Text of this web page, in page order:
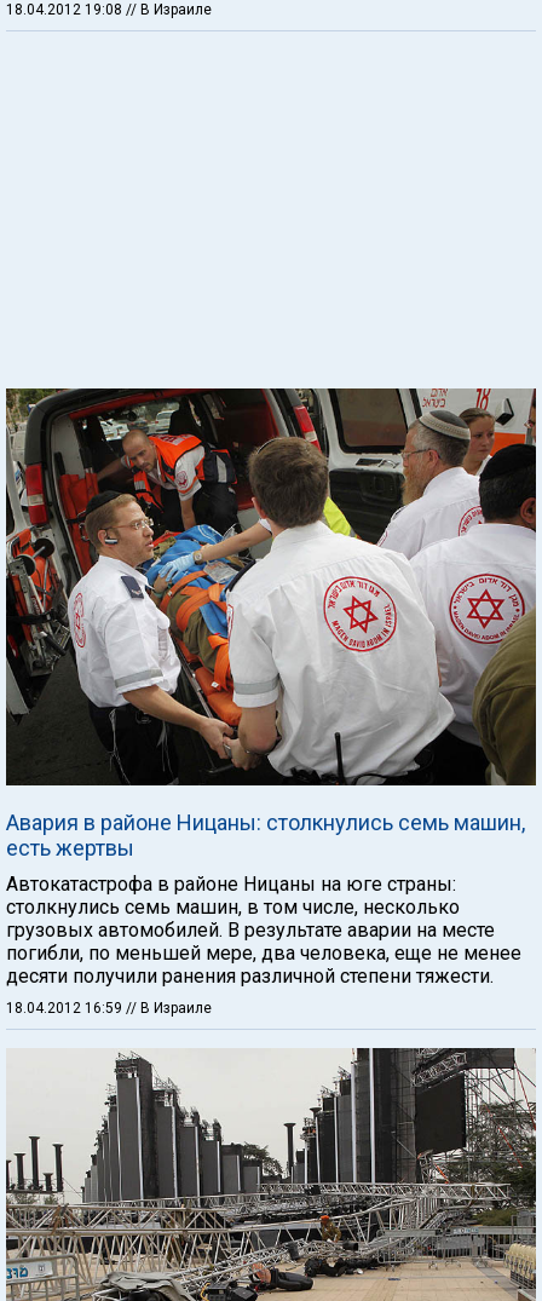
18.04.2012 19:08 // В Израиле
Авария в районе Ницаны: столкнулись семь машин,
есть жертвы
Автокатастрофа в районе Ницаны на юге страны:
столкнулись семь машин, в том числе, несколько
грузовых автомобилей. В результате аварии на месте
погибли, по меньшей мере, два человека, еще не менее
десяти получили ранения различной степени тяжести.
18.04.2012 16:59 // В Израиле